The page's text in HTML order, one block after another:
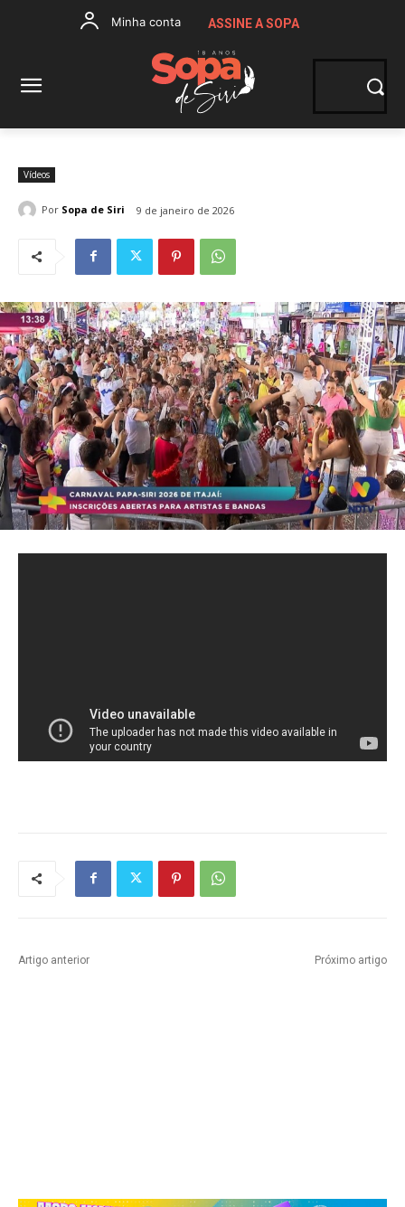
Minha conta ASSINE A SOPA
Vídeos
Por Sopa de Siri 9 de janeiro de 2026
Artigo anterior Próximo artigo